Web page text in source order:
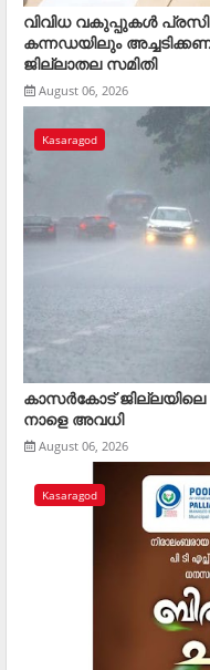
വിവിധ വകുപ്പുകള്‍
കന്നഡയിലും
ജില്ലാതല സമിതി
August 06, 2026
Kasaragod
കാസര്‍കോട്
നാളെ അവധി
August 06, 2026
Kasaragod